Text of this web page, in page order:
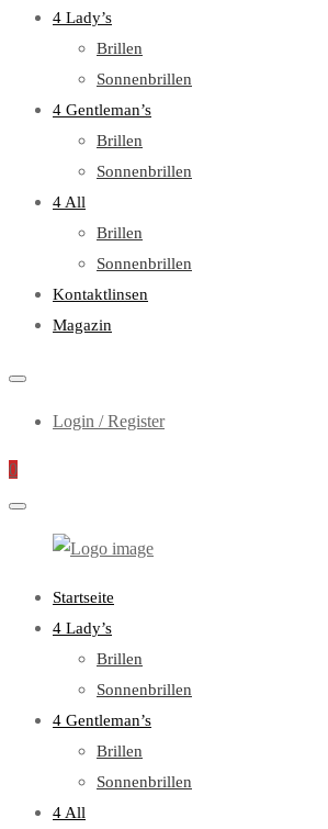
Menu
4 Lady’s
Brillen
Sonnenbrillen
4 Gentleman’s
Brillen
Sonnenbrillen
4 All
Brillen
Sonnenbrillen
Kontaktlinsen
Magazin
Login / Register
0
Primary
Menu
Startseite
4 Lady’s
Brillen
Sonnenbrillen
4 Gentleman’s
Brillen
Sonnenbrillen
4 All